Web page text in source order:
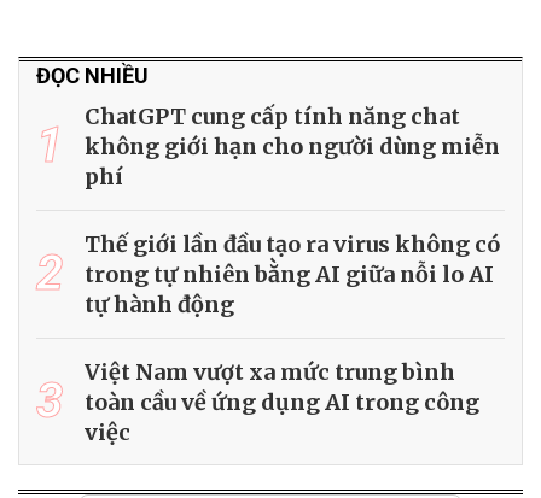
ĐỌC NHIỀU
1
ChatGPT cung cấp tính năng chat
không giới hạn cho người dùng miễn
phí
2
Thế giới lần đầu tạo ra virus không có
trong tự nhiên bằng AI giữa nỗi lo AI
tự hành động
3
Việt Nam vượt xa mức trung bình
toàn cầu về ứng dụng AI trong công
việc